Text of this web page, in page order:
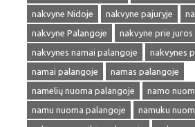
nakvyne Nidoje
nakvyne pajuryje
nakvyne Palangoje
nakvyne prie juros
nakvynes namai palangoje
nakvynes
namai palangoje
namas palangoje
namelių nuoma palangoje
namo
namu nuoma palangoje
namuku